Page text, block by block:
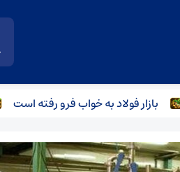
بازار فولاد به خواب فرو رفته است